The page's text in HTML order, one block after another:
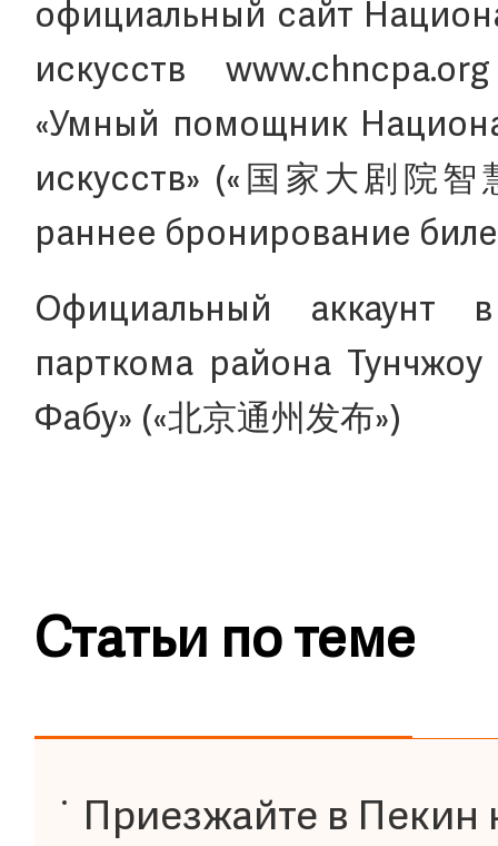
официальный сайт
искусств
«Умный помощник
искусств» («国家大剧院
раннее бронирование
Официальный аккаунт
парткома района
Фабу» («北京通州发布»)
Статьи по теме
Приезжайте в